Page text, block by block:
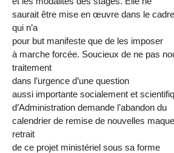
saurait être mise en œuvre dans le
qui n’a
pour but manifeste que de les imposer
à marche forcée. Soucieux de ne pas
traitement
dans l’urgence d’une question
aussi importante socialement et
d’Administration demande l’abandon du
calendrier de remise de nouvelles
retrait
de ce projet ministériel sous sa forme